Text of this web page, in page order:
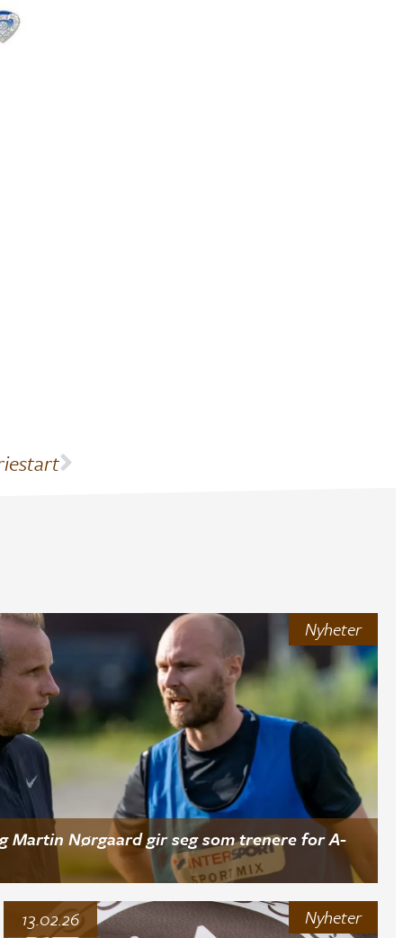
Nyheter
Martin Nørgaard gir seg som trenere for A-
Nyheter
13.02.26